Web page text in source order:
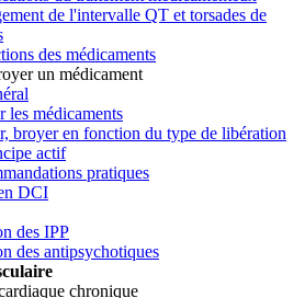
de l'intervalle QT et torsades de
des médicaments
un médicament
les médicaments
broyer en fonction du type de libération
actif
pratiques
DCI
des IPP
des antipsychotiques
chronique